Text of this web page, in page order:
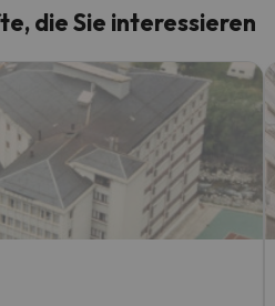
die Sie interessieren